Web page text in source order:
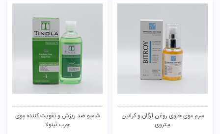
سرم موی حاوی روغن آرگان و کراتین
بیتروی
شامپو ضد ریزش و تقویت کننده موی
چرب تینولا